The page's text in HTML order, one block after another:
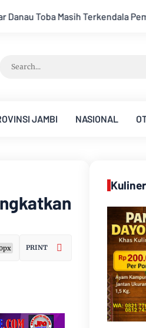
BPHTB di Sebagian Lahan
JAMBI NASIONAL
PRINT